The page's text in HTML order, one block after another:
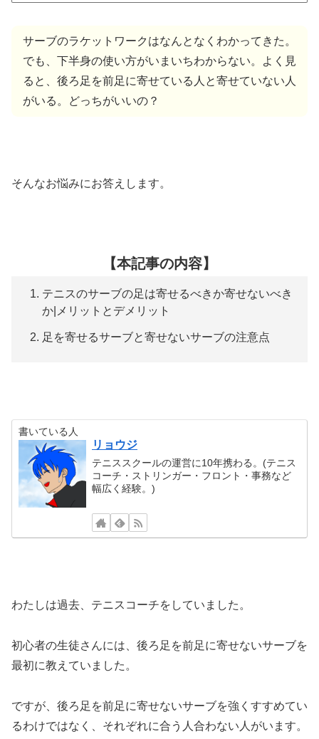
サーブのラケットワークはなんとなくわかってきた。
でも、下半身の使い方がいまいちわからない。よく見
ると、後ろ足を前足に寄せている人と寄せていない人
がいる。どっちがいいの？
そんなお悩みにお答えします。
【本記事の内容】
テニスのサーブの足は寄せるべきか寄せないべき
か|メリットとデメリット
足を寄せるサーブと寄せないサーブの注意点
書いている人
リョウジ
テニススクールの運営に10年携わる。(テニス
コーチ・ストリンガー・フロント・事務など
幅広く経験。)
わたしは過去、テニスコーチをしていました。
初心者の生徒さんには、後ろ足を前足に寄せないサーブを
最初に教えていました。
ですが、後ろ足を前足に寄せないサーブを強くすすめてい
るわけではなく、それぞれに合う人合わない人がいます。